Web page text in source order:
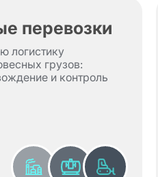
перевозки
логистику
грузов:
и контроль